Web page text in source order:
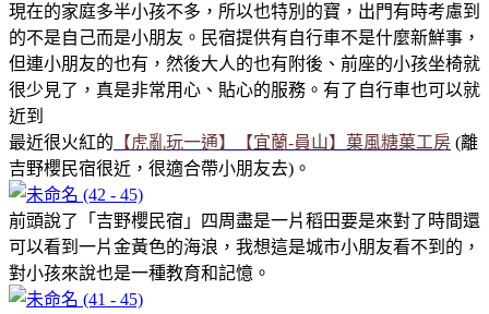
現在的家庭多半小孩不多，所以也特別的寶，出門有時考慮到
的不是自己而是小朋友。民宿提供有自行車不是什麼新鮮事，
但連小朋友的也有，然後大人的也有附後、前座的小孩坐椅就
很少見了，真是非常用心、貼心的服務。有了自行車也可以就
近到
最近很火紅的 【虎亂玩一通】【宜蘭-員山】菓風糖菓工房 (離
吉野櫻民宿很近，很適合帶小朋友去)。
前頭說了「吉野櫻民宿」四周盡是一片稻田要是來對了時間還
可以看到一片金黃色的海浪，我想這是城市小朋友看不到的，
對小孩來說也是一種教育和記憶。